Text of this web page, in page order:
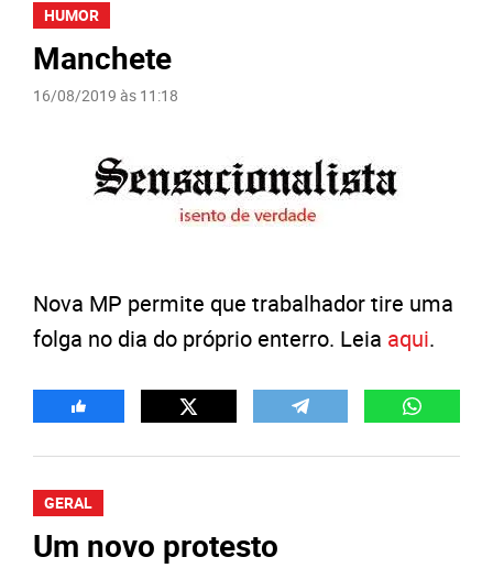
HUMOR
Manchete
16/08/2019 às 11:18
Nova MP permite que trabalhador tire uma
folga no dia do próprio enterro. Leia aqui.
GERAL
Um novo protesto